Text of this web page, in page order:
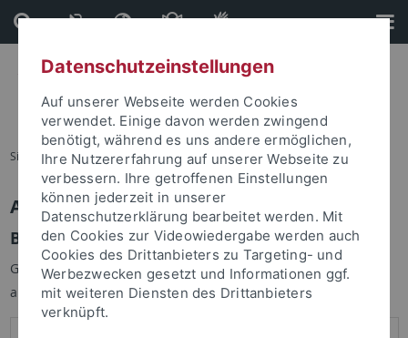
Direkt
zum
Inhalt
Direkt
zur
Fußleiste
Sie sind hier: Startseite
Anmelden
Benutzeranmeldung
Geben Sie Ihren Benutzernamen und Ihr Passwort an um sich
anzumelden:
Datenschutzeinstellungen
Auf unserer Webseite werden Cookies
verwendet. Einige davon werden zwingend
benötigt, während es uns andere ermöglichen,
Ihre Nutzererfahrung auf unserer Webseite zu
verbessern. Ihre getroffenen Einstellungen
können jederzeit in unserer
Datenschutzerklärung bearbeitet werden. Mit
den Cookies zur Videowiedergabe werden auch
Cookies des Drittanbieters zu Targeting- und
Werbezwecken gesetzt und Informationen ggf.
mit weiteren Diensten des Drittanbieters
verknüpft.